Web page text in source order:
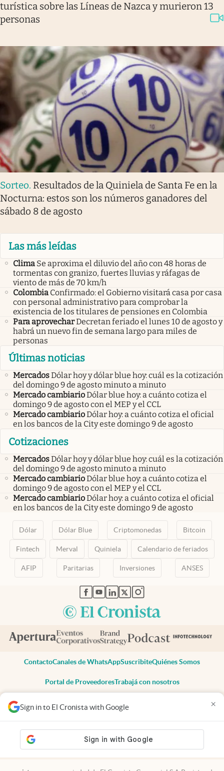
Sign in to El Cronista with Google ×
turística sobre las Líneas de Nazca y murieron 13
personas
Sorteo. Resultados de la Quiniela de Santa Fe en la
Nocturna: estos son los números ganadores del
sábado 8 de agosto
Las más leídas
Clima Se aproxima el diluvio del año con 48 horas de
tormentas con granizo, fuertes lluvias y ráfagas de
viento de más de 70 km/h
Colombia Confirmado: el Gobierno visitará casa por casa
con personal administrativo para comprobar la
existencia de los titulares de pensiones en Colombia
Para aprovecharDecretan feriado el lunes 10 de agosto y
habrá un nuevo fin de semana largo para miles de
personas
Últimas noticias
MercadosDólar hoy y dólar blue hoy: cuál es la cotización
del domingo 9 de agosto minuto a minuto
Mercado cambiarioDólar blue hoy: a cuánto cotiza el
domingo 9 de agosto con el MEP y el CCL
Mercado cambiarioDólar hoy: a cuánto cotiza el oficial
en los bancos de la City este domingo 9 de agosto
Cotizaciones
MercadosDólar hoy y dólar blue hoy: cuál es la cotización
del domingo 9 de agosto minuto a minuto
Mercado cambiarioDólar blue hoy: a cuánto cotiza el
domingo 9 de agosto con el MEP y el CCL
Mercado cambiarioDólar hoy: a cuánto cotiza el oficial
en los bancos de la City este domingo 9 de agosto
Dólar Dólar Blue Criptomonedas Bitcoin
Fintech Merval Quiniela Calendario de feriados
AFIP Paritarias Inversiones ANSES
abre en nueva pestaña
abre en nueva pestaña
abre en nueva pestaña
abre en nueva pestaña
abre en nueva pestaña
ContactoCanales de WhatsAppSuscribiteQuiénes Somos
Portal de ProveedoresTrabajá con nosotros
Todos los derechos reservados
Privacidad
Consentimiento
Tel:+54 11 7078-3270